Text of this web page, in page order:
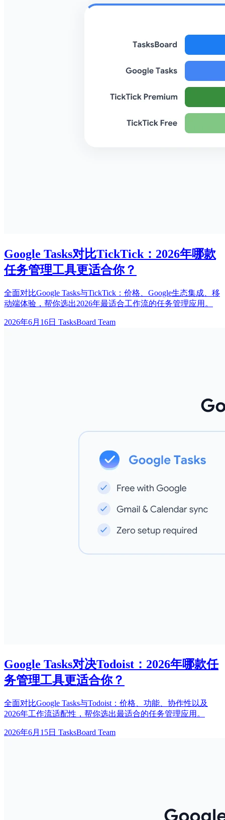
Google Tasks对比TickTick：2026年哪款
任务管理工具更适合你？
全面对比Google Tasks与TickTick：价格、Google生态集成、移
动端体验，帮你选出2026年最适合工作流的任务管理应用。
2026年6月16日 TasksBoard Team
Google Tasks对决Todoist：2026年哪款任
务管理工具更适合你？
全面对比Google Tasks与Todoist：价格、功能、协作性以及
2026年工作流适配性，帮你选出最适合的任务管理应用。
2026年6月15日 TasksBoard Team